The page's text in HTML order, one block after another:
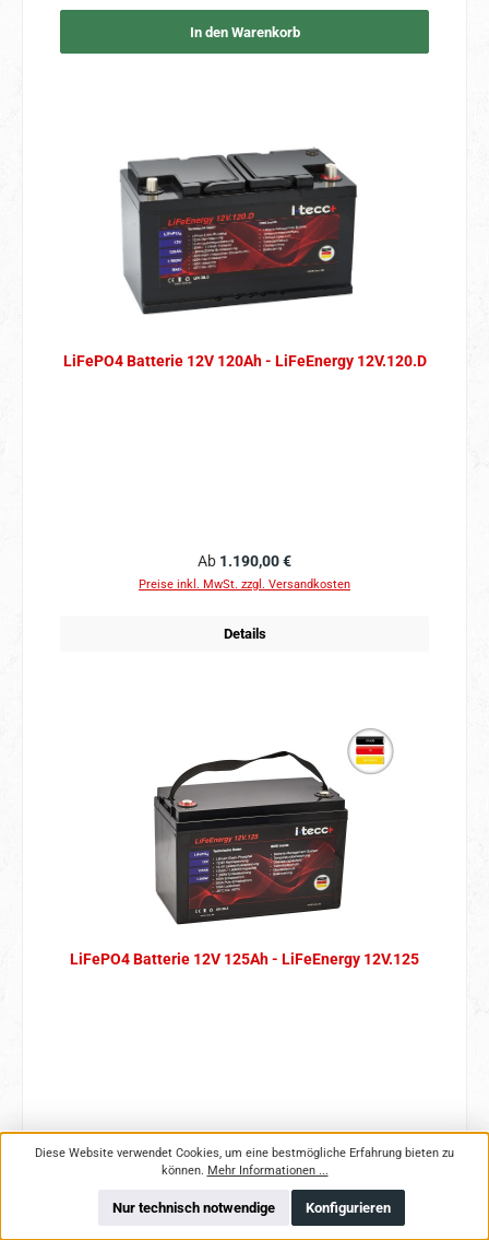
In den Warenkorb
LiFePO4 Batterie 12V 120Ah - LiFeEnergy 12V.120.D
Regulärer Preis:
Ab 1.190,00 €
Preise inkl. MwSt. zzgl. Versandkosten
Details
LiFePO4 Batterie 12V 125Ah - LiFeEnergy 12V.125
Regulärer Preis:
1.249,00 €
In den Warenkorb
Diese Website verwendet Cookies, um eine bestmögliche Erfahrung bieten zu
können. Mehr Informationen ...
Nur technisch notwendige Konfigurieren